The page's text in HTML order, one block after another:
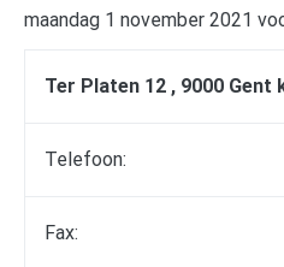
maandag 1 november 2021
Ter Platen 12 , 9000 Gent
Telefoon:
Fax: